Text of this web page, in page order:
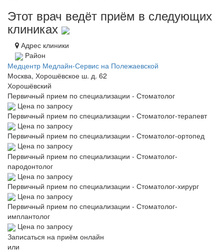
Этот врач ведёт приём в следующих
клиниках
Адрес клиники
Район
Медцентр Медлайн-Сервис на Полежаевской
Москва, Хорошёвское ш. д. 62
Хорошёвский
Первичный прием по специализации - Стоматолог
Цена по запросу
Первичный прием по специализации - Стоматолог-терапевт
Цена по запросу
Первичный прием по специализации - Стоматолог-ортопед
Цена по запросу
Первичный прием по специализации - Стоматолог-
пародонтолог
Цена по запросу
Первичный прием по специализации - Стоматолог-хирург
Цена по запросу
Первичный прием по специализации - Стоматолог-
имплантолог
Цена по запросу
Записаться на приём онлайн
или